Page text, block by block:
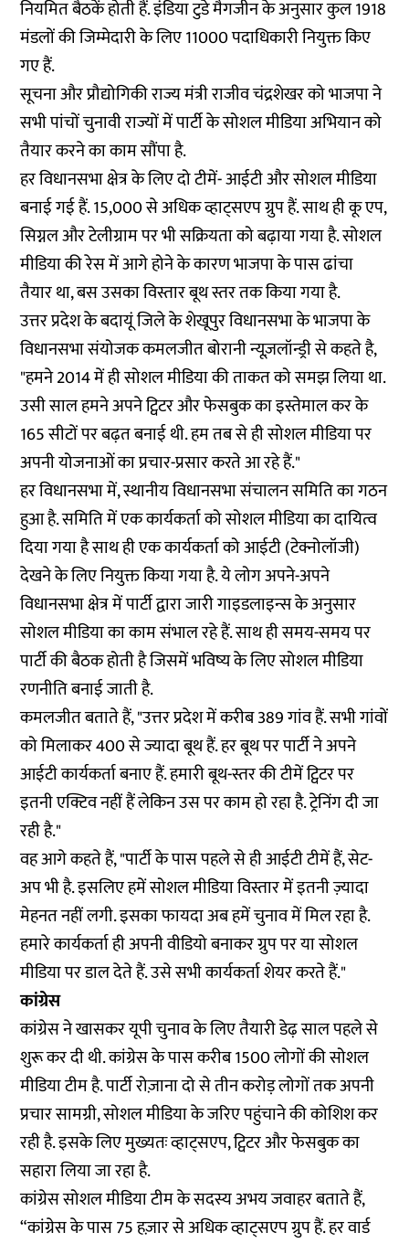
नियमित बैठकें होती हैं. इंडिया टुडे मैगजीन के अनुसार कुल 1918
मंडलों की जिम्मेदारी के लिए 11000 पदाधिकारी नियुक्त किए
गए हैं.
सूचना और प्रौद्योगिकी राज्य मंत्री राजीव चंद्रशेखर को भाजपा ने
सभी पांचों चुनावी राज्यों में पार्टी के सोशल मीडिया अभियान को
तैयार करने का काम सौंपा है.
हर विधानसभा क्षेत्र के लिए दो टीमें- आईटी और सोशल मीडिया
बनाई गई हैं. 15,000 से अधिक व्हाट्सएप ग्रुप हैं. साथ ही कू एप,
सिग्नल और टेलीग्राम पर भी सक्रियता को बढ़ाया गया है. सोशल
मीडिया की रेस में आगे होने के कारण भाजपा के पास ढांचा
तैयार था, बस उसका विस्तार बूथ स्तर तक किया गया है.
उत्तर प्रदेश के बदायूं जिले के शेखूपुर विधानसभा के भाजपा के
विधानसभा संयोजक कमलजीत बोरानी न्यूज़लॉन्ड्री से कहते है,
"हमने 2014 में ही सोशल मीडिया की ताकत को समझ लिया था.
उसी साल हमने अपने ट्विटर और फेसबुक का इस्तेमाल कर के
165 सीटों पर बढ़त बनाई थी. हम तब से ही सोशल मीडिया पर
अपनी योजनाओं का प्रचार-प्रसार करते आ रहे हैं."
हर विधानसभा में, स्थानीय विधानसभा संचालन समिति का गठन
हुआ है. समिति में एक कार्यकर्ता को सोशल मीडिया का दायित्व
दिया गया है साथ ही एक कार्यकर्ता को आईटी (टेक्नोलॉजी)
देखने के लिए नियुक्त किया गया है. ये लोग अपने-अपने
विधानसभा क्षेत्र में पार्टी द्वारा जारी गाइडलाइन्स के अनुसार
सोशल मीडिया का काम संभाल रहे हैं. साथ ही समय-समय पर
पार्टी की बैठक होती है जिसमें भविष्य के लिए सोशल मीडिया
रणनीति बनाई जाती है.
कमलजीत बताते हैं, "उत्तर प्रदेश में करीब 389 गांव हैं. सभी गांवों
को मिलाकर 400 से ज्यादा बूथ हैं. हर बूथ पर पार्टी ने अपने
आईटी कार्यकर्ता बनाए हैं. हमारी बूथ-स्तर की टीमें ट्विटर पर
इतनी एक्टिव नहीं हैं लेकिन उस पर काम हो रहा है. ट्रेनिंग दी जा
रही है."
वह आगे कहते हैं, "पार्टी के पास पहले से ही आईटी टीमें हैं, सेट-
अप भी है. इसलिए हमें सोशल मीडिया विस्तार में इतनी ज़्यादा
मेहनत नहीं लगी. इसका फायदा अब हमें चुनाव में मिल रहा है.
हमारे कार्यकर्ता ही अपनी वीडियो बनाकर ग्रुप पर या सोशल
मीडिया पर डाल देते हैं. उसे सभी कार्यकर्ता शेयर करते हैं."
कांग्रेस
कांग्रेस ने खासकर यूपी चुनाव के लिए तैयारी डेढ़ साल पहले से
शुरू कर दी थी. कांग्रेस के पास करीब 1500 लोगों की सोशल
मीडिया टीम है. पार्टी रोज़ाना दो से तीन करोड़ लोगों तक अपनी
प्रचार सामग्री, सोशल मीडिया के जरिए पहुंचाने की कोशिश कर
रही है. इसके लिए मुख्यतः व्हाट्सएप, ट्विटर और फेसबुक का
सहारा लिया जा रहा है.
कांग्रेस सोशल मीडिया टीम के सदस्य अभय जवाहर बताते हैं,
“कांग्रेस के पास 75 हज़ार से अधिक व्हाट्सएप ग्रुप हैं. हर वार्ड